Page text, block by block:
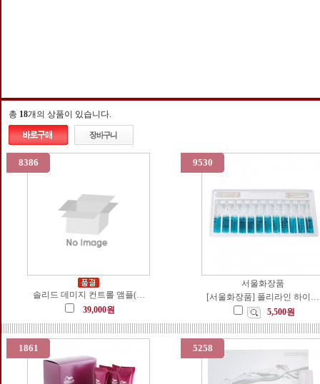
총 18개의 상품이 있습니다.
8386
솔리드 데미지 컨트롤 앰플(…
39,000원
9530
서울화장품
[서울화장품] 폴리라인 하이…
5,500원
1861 5258